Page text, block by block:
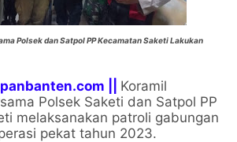
Polsek dan Satpol PP Kecamatan Saketi Lakukan
|| Koramil
Polsek Saketi dan Satpol PP
melaksanakan patroli gabungan
pekat tahun 2023.